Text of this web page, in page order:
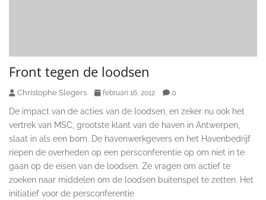
Front tegen de loodsen
Christophe Slegers februari 16, 2012 0
De impact van de acties van de loodsen, en zeker nu ook het
vertrek van MSC, grootste klant van de haven in Antwerpen,
slaat in als een bom. De havenwerkgevers en het Havenbedrijf
riepen de overheden op een persconferentie op om niet in te
gaan op de eisen van de loodsen. Ze vragen om actief te
zoeken naar middelen om de loodsen buitenspel te zetten. Het
initiatief voor de persconferentie